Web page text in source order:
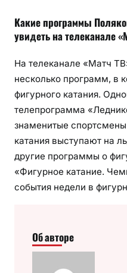
Какие программы
увидеть на телеканале
На телеканале «Матч
несколько программ, в
фигурного катания.
телепрограмма
знаменитые
катания выступают на
другие программы о
«Фигурное катание.
события недели в
Об авторе